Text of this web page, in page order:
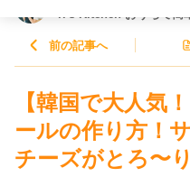
ri's Kitchen おうちで簡
前の記事へ
【韓国で大人気
ールの作り方！
チーズがとろ〜